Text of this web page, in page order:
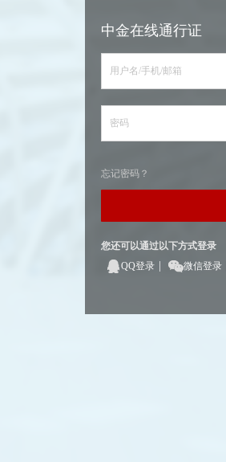
中金在线通行证
用户名/手机/邮箱
密码
忘记密码？
您还可以通过以下方式登录
QQ登录
微信登录